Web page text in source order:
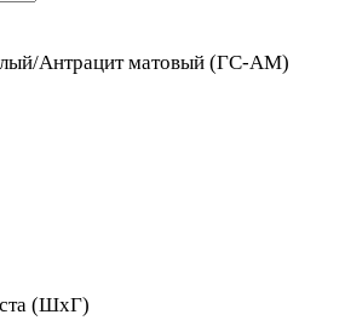
Антрацит матовый (ГС-АМ)
(ШхГ)